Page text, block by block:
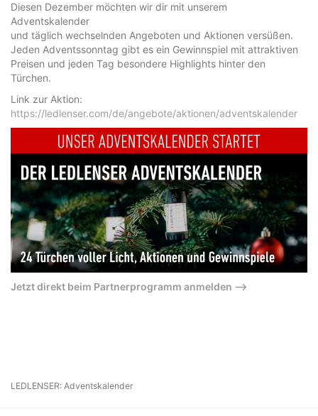
Diesen Dezember möchten wir dir mit unserem
Adventskalender
und täglich wechselnden Angeboten und Aktionen versüßen.
Jeden Adventssonntag gibt es ein Gewinnspiel mit attraktiven
Preisen und jeden Tag besondere Highlights hinter den
Türchen.
Link zur Aktion:
https://ledlenser.com/de/angebote/aktionen/adventskalender
Jetzt direkt beim Partnerprogramm anmelden –>
LEDLENSER: Adventskalender